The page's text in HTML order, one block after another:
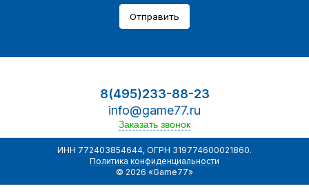
Отправить
8(495)233-88-23
info@game77.ru
Заказать звонок
ИНН 772403854644, ОГРН 319774600021860.
Политика конфиденциальности
© 2026 «Game77»